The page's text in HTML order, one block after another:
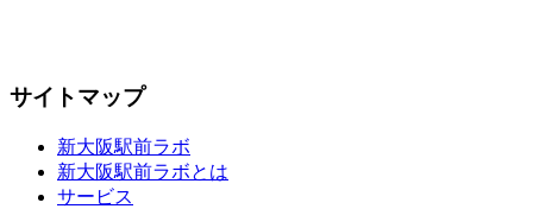
サイトマップ
新大阪駅前ラボ
新大阪駅前ラボとは
サービス